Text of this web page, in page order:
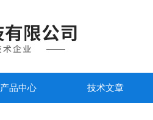
产品中心 技术文章